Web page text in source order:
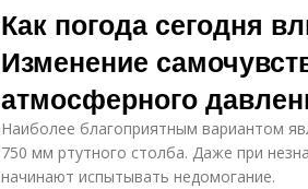
Как погода сегодня
Изменение
атмосферного
Наиболее благоприятным вариантом
750 мм ртутного столба. Даже при
начинают испытывать недомогание.